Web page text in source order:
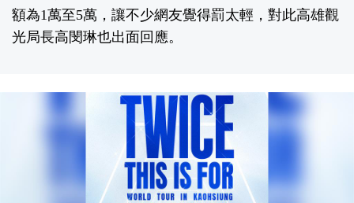
額為1萬至5萬，讓不少網友覺得罰太輕，對此高雄觀
光局長高閔琳也出面回應。